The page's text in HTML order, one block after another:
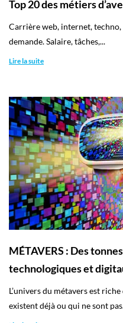
Top 20 des métiers
Carrière web, internet, techno,
demande. Salaire, tâches,...
Lire la suite
MÉTAVERS : Des
technologiques et
L’univers du métavers est
existent déjà ou qui ne sont